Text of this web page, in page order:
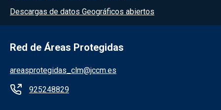
Descargas de datos Geográficos abiertos
Red de Áreas Protegidas
areasprotegidas_clm@jccm.es
925248829